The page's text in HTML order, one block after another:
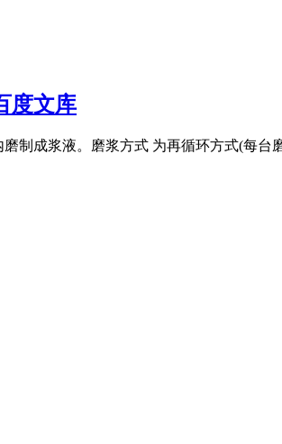
度文库
制成浆液。磨浆方式 为再循环方式(每